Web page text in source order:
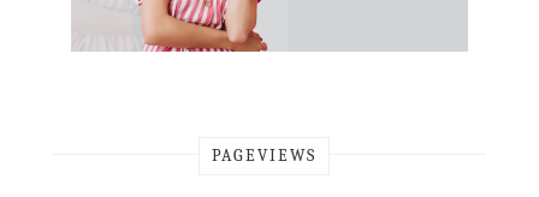
PAGEVIEWS